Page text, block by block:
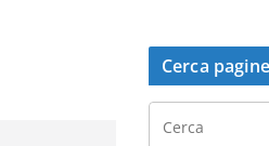
Cerca